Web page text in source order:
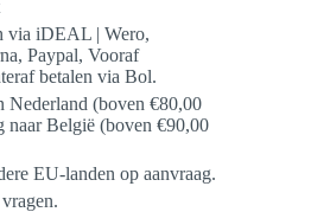
via iDEAL | Wero,
Paypal, Vooraf
betalen via Bol.
Nederland (boven €80,00
naar België (boven €90,00
EU-landen op aanvraag.